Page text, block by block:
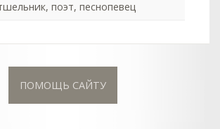
поэт, песнопевец
ПОМОЩЬ САЙТУ